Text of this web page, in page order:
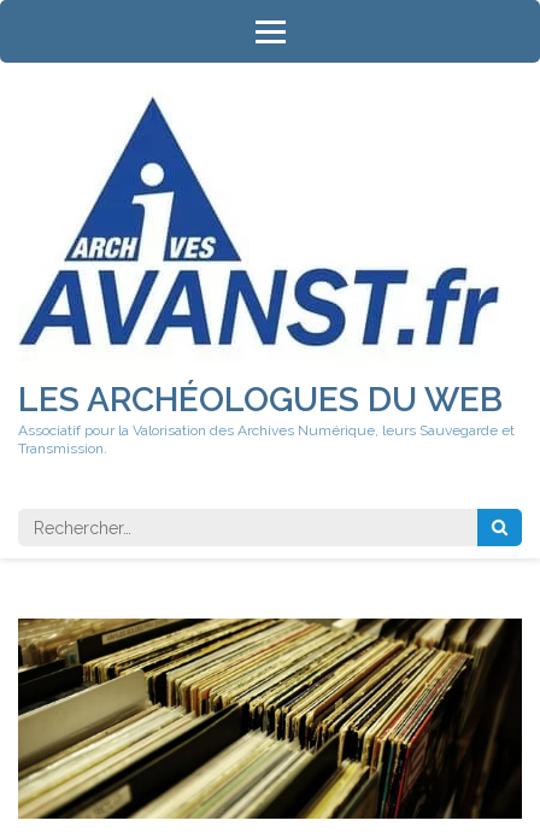
Aller
contenu
LES ARCHÉOLOGUES DU WEB
Associatif pour la Valorisation des Archives Numérique, leurs Sauvegarde et
Transmission.
Rechercher